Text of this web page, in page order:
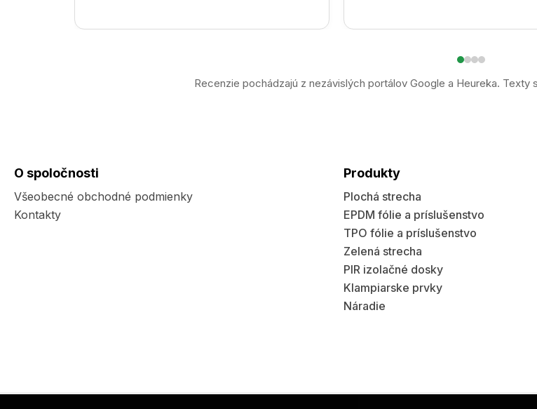
Recenzie pochádzajú z nezávislých portálov Google a Heureka.
O spoločnosti
Všeobecné obchodné podmienky
Kontakty
Produkty
Plochá strecha
EPDM fólie a príslušenstvo
TPO fólie a príslušenstvo
Zelená strecha
PIR izolačné dosky
Klampiarske prvky
Náradie